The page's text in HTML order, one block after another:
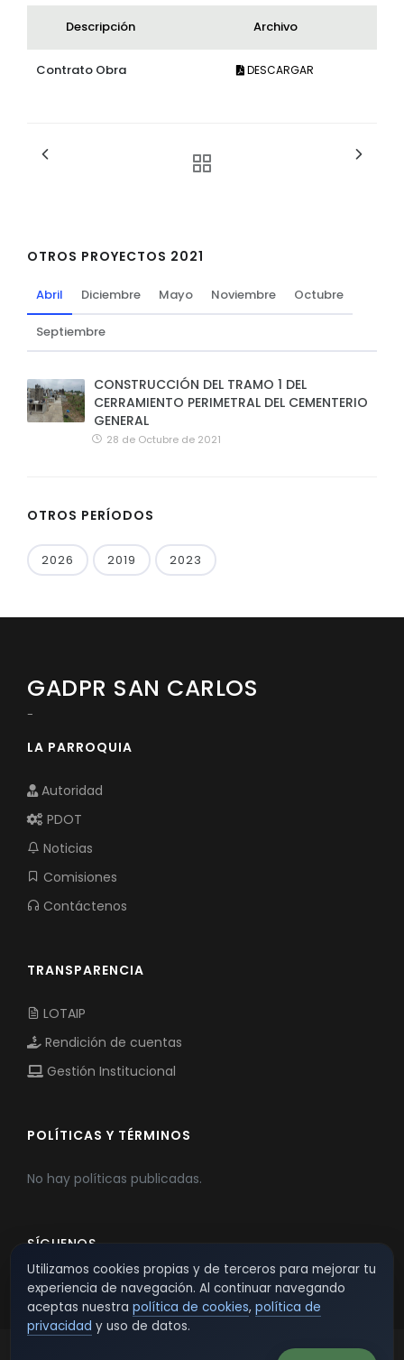
Descripción Archivo
Contrato Obra DESCARGAR
OTROS PROYECTOS 2021
Abril Diciembre Mayo Noviembre Octubre
Septiembre
CONSTRUCCIÓN DEL TRAMO 1 DEL
CERRAMIENTO PERIMETRAL DEL CEMENTERIO
GENERAL
28 de Octubre de 2021
OTROS PERÍODOS
2026 2019 2023
GADPR SAN CARLOS
-
LA PARROQUIA
Autoridad
PDOT
Noticias
Comisiones
Contáctenos
TRANSPARENCIA
LOTAIP
Rendición de cuentas
Gestión Institucional
POLÍTICAS Y TÉRMINOS
No hay políticas publicadas.
SÍGUENOS
Utilizamos cookies propias y de terceros para mejorar tu
experiencia de navegación. Al continuar navegando
aceptas nuestra política de cookies, política de
privacidad y uso de datos.